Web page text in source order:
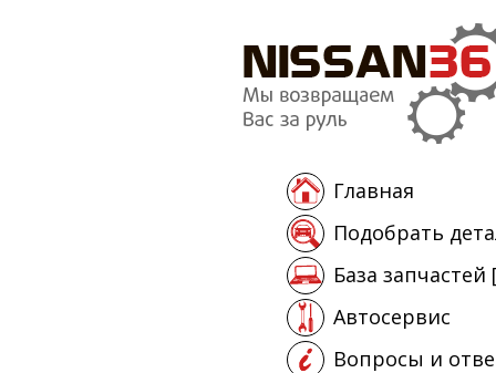
Главная
Подобрать
База запчастей
Автосервис
Вопросы и